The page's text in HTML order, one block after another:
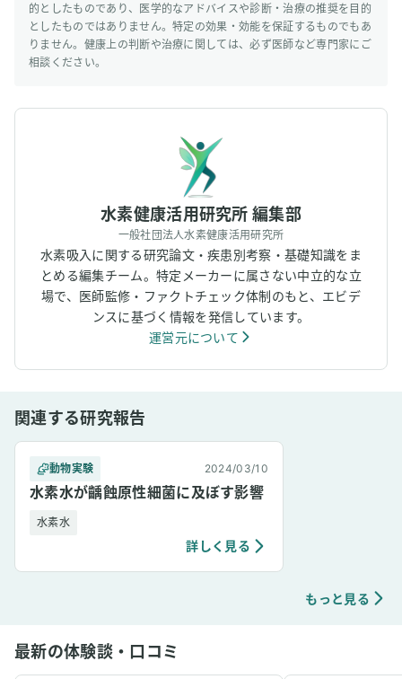
的としたものであり、医学的なアドバイスや診断・治療の推奨を目的
としたものではありません。特定の効果・効能を保証するものでもあ
りません。健康上の判断や治療に関しては、必ず医師など専門家にご
相談ください。
水素健康活用研究所 編集部
一般社団法人水素健康活用研究所
水素吸入に関する研究論文・疾患別考察・基礎知識をま
とめる編集チーム。特定メーカーに属さない中立的な立
場で、医師監修・ファクトチェック体制のもと、エビデ
ンスに基づく情報を発信しています。
運営元について
関連する研究報告
動物実験 2024/03/10
水素水が齲蝕原性細菌に及ぼす影響
水素水
詳しく見る
もっと見る
最新の体験談・口コミ